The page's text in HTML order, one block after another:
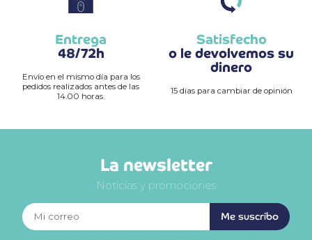
Entrega
48/72h
Envío en el mismo día para los
pedidos realizados antes de las
14.00 horas.
Satisfecho
o le devolvemos su
dinero
15 días para cambiar de opinión
La newsletter
Noticias y promociones
Me suscribo